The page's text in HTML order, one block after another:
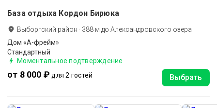
База отдыха Кордон Бирюка
Выборгский район · 388 м до Александровского озера
Дом «А-фрейм»
Стандартный
Моментальное подтверждение
от 8 000 ₽ для 2 гостей Выбрать